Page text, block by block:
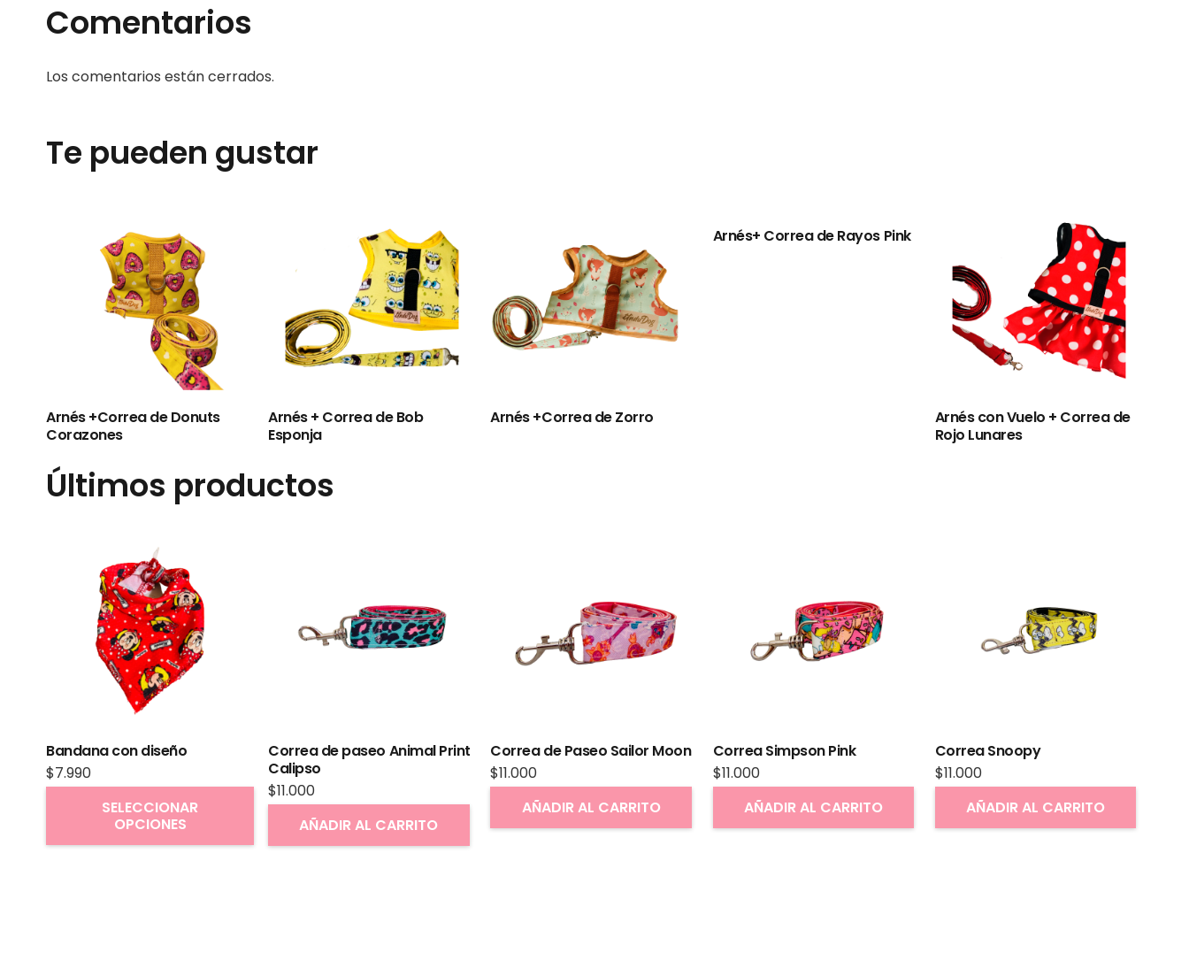
Comentarios
Los comentarios están cerrados.
Te pueden gustar
Arnés +Correa de Donuts
Corazones
Arnés + Correa de Bob
Esponja
Arnés +Correa de Zorro
Arnés+ Correa de Rayos Pink
Arnés con Vuelo + Correa de
Rojo Lunares
Últimos productos
Bandana con diseño
$7.990
SELECCIONAR
OPCIONES
Este
producto
tiene
Correa de paseo Animal Print
Calipso
$11.000
AÑADIR AL CARRITO
Correa de Paseo Sailor Moon
$11.000
AÑADIR AL CARRITO
Correa Simpson Pink
$11.000
AÑADIR AL CARRITO
Correa Snoopy
$11.000
AÑADIR AL CARRITO